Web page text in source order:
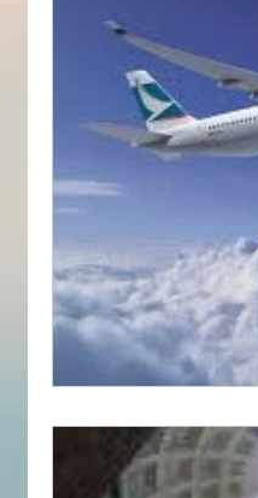
Enseignements
Divers
Les lois